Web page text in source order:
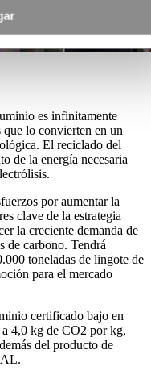
es infinitamente
que lo convierten en un
El reciclado del
de la energía necesaria
por aumentar la
clave de la estrategia
la creciente demanda de
de carbono. Tendrá
toneladas de lingote de
para el mercado
certificado bajo en
4,0 kg de CO2 por kg,
del producto de